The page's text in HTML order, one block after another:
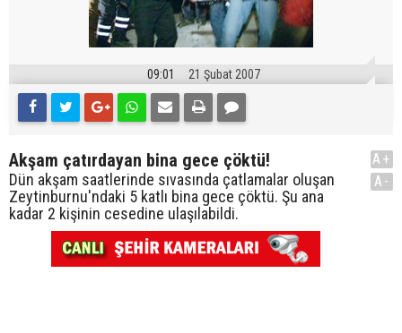
09:01 21 Şubat 2007
Akşam çatırdayan bina gece çöktü!
Dün akşam saatlerinde sıvasında çatlamalar oluşan
Zeytinburnu'ndaki 5 katlı bina gece çöktü. Şu ana
kadar 2 kişinin cesedine ulaşılabildi.
A+
A-